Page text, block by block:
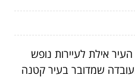
אילת לעיירות נופש
שמדובר בעיר קטנה